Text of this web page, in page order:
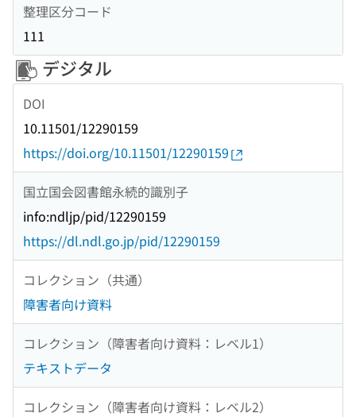
整理区分コード
111
デジタル
DOI
10.11501/12290159
https://doi.org/10.11501/12290159
国立国会図書館永続的識別子
info:ndljp/pid/12290159
https://dl.ndl.go.jp/pid/12290159
コレクション（共通）
障害者向け資料
コレクション（障害者向け資料：レベル1）
テキストデータ
コレクション（障害者向け資料：レベル2）